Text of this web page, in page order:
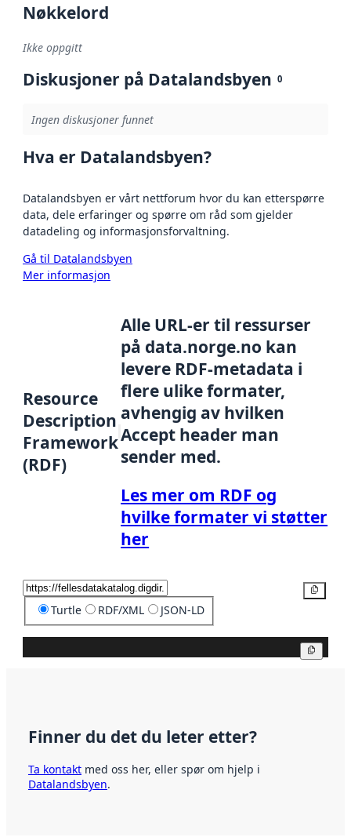
Nøkkelord
Ikke oppgitt
Diskusjoner på Datalandsbyen 0
Ingen diskusjoner funnet
Hva er Datalandsbyen?
Datalandsbyen er vårt nettforum hvor du kan etterspørre
data, dele erfaringer og spørre om råd som gjelder
datadeling og informasjonsforvaltning.
Gå til Datalandsbyen
Mer informasjon
Resource
Description
Framework
(RDF)
Alle URL-er til ressurser
på data.norge.no kan
levere RDF-metadata i
flere ulike formater,
avhengig av hvilken
Accept header man
sender med.
Les mer om RDF og
hvilke formater vi støtter
her
Turtle RDF/XML JSON-LD
Finner du det du leter etter?
Ta kontakt med oss her, eller spør om hjelp i
Datalandsbyen.